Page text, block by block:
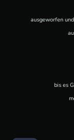
ausgeworfen
bis es